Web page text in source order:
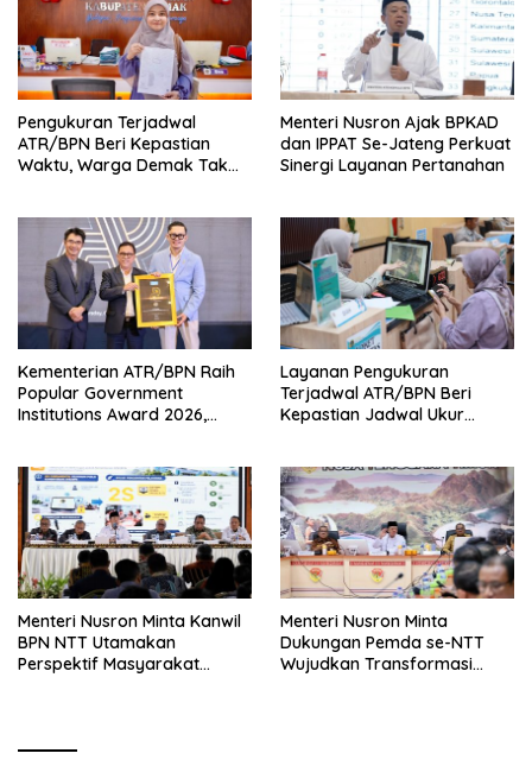
Pengukuran Terjadwal
ATR/BPN Beri Kepastian
Waktu, Warga Demak Tak
Menteri Nusron Ajak BPKAD
dan IPPAT Se-Jateng Perkuat
Sinergi Layanan Pertanahan
Kementerian ATR/BPN Raih
Popular Government
Institutions Award 2026,
Layanan Pengukuran
Terjadwal ATR/BPN Beri
Kepastian Jadwal Ukur
Menteri Nusron Minta Kanwil
BPN NTT Utamakan
Perspektif Masyarakat
Menteri Nusron Minta
Dukungan Pemda se-NTT
Wujudkan Transformasi